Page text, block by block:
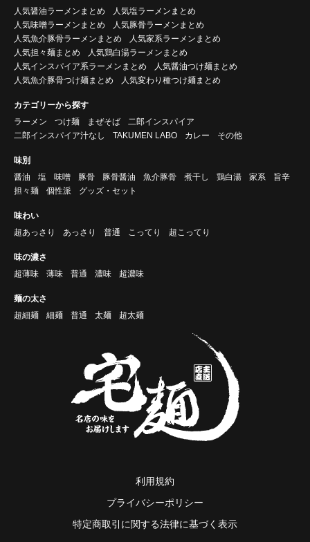
人気醤油ラーメンまとめ
人気塩ラーメンまとめ
人気味噌ラーメンまとめ
人気豚骨ラーメンまとめ
人気魚介豚骨ラーメンまとめ
人気家系ラーメンまとめ
人気担々麺まとめ
人気鶏白湯ラーメンまとめ
人気インスパイア系ラーメンまとめ
人気醤油つけ麺まとめ
人気魚介豚骨つけ麺まとめ
人気変わり種つけ麺まとめ
カテゴリーから探す
ラーメン
つけ麺 まぜそば
二郎インスパイア
二郎インスパイア汁なし
TAKUMEN LABO カレー その他
味別
醤油
塩 味噌 豚骨 豚骨醤油 魚介豚骨 煮干し 鶏白湯 家系
旨辛
担々麺
個性派 グッズ・セット
味わい
超あっさり
あっさり 普通 こってり 超こってり
味の濃さ
超薄味
薄味 普通 濃味 超濃味
麺の太さ
超細麺
細麺 普通 太麺 超太麺
利用規約
プライバシーポリシー
特定商取引に関する法律に基づく表示